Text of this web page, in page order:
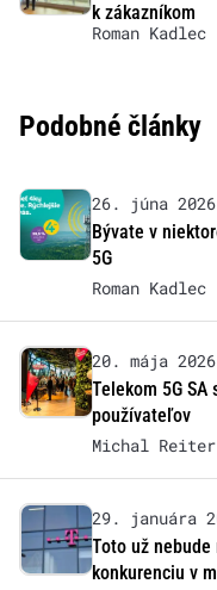
k zákazníkom
Roman Kadlec
Podobné články
26. júna 2026
Bývate v
5G
Roman Kadlec
20. mája 2026
Telekom 5G
používateľov
Michal Reiter
29. januára
Toto už
konkurenciu v